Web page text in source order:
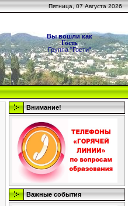
Пятница, 07 Августа 2026
Вы вошли как
Гость
Группа "Гости"
Внимание!
Важные события